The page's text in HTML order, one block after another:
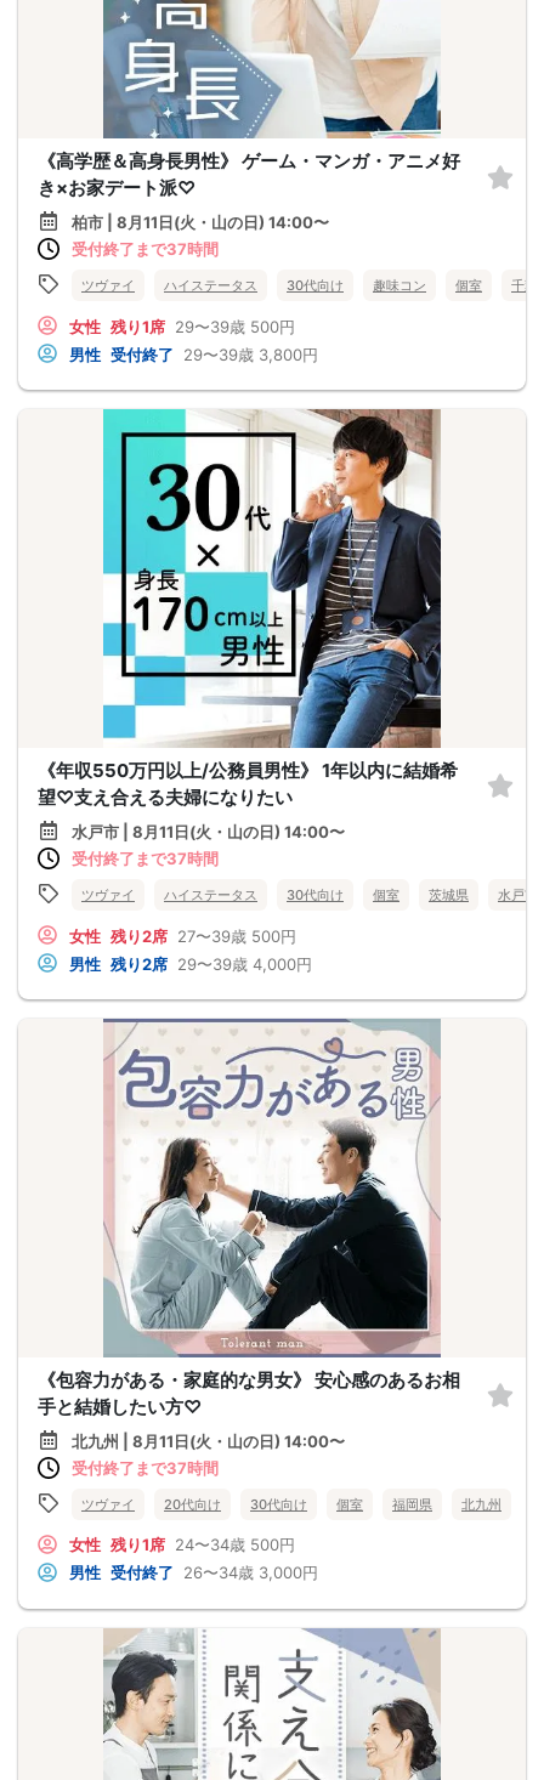
《高学歴＆高身長男性》 ゲーム・マンガ・アニメ好
き×お家デート派♡
柏市 | 8月11日(火・山の日) 14:00〜
受付終了まで37時間
ツヴァイ ハイステータス 30代向け 趣味コン 個室 千葉
女性 残り1席 29〜39歳 500円
男性 受付終了 29〜39歳 3,800円
《年収550万円以上/公務員男性》 1年以内に結婚希
望♡支え合える夫婦になりたい
水戸市 | 8月11日(火・山の日) 14:00〜
受付終了まで37時間
ツヴァイ ハイステータス 30代向け 個室 茨城県 水戸市
女性 残り2席 27〜39歳 500円
男性 残り2席 29〜39歳 4,000円
《包容力がある・家庭的な男女》 安心感のあるお相
手と結婚したい方♡
北九州 | 8月11日(火・山の日) 14:00〜
受付終了まで37時間
ツヴァイ 20代向け 30代向け 個室 福岡県 北九州
女性 残り1席 24〜34歳 500円
男性 受付終了 26〜34歳 3,000円